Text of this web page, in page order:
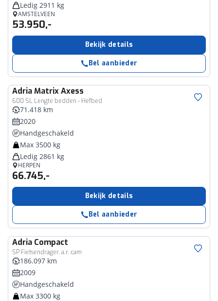
Ledig 2911 kg
AMSTELVEEN
53.950,-
Bekijk details
Bel aanbieder
AdriaMatrix Axess
600 SL Lengte bedden - Hefbed
71.418 km
2020
Handgeschakeld
Max 3500 kg
Ledig 2861 kg
HERPEN
66.745,-
Bekijk details
Bel aanbieder
Adria Compact
SP Fietsendrager, a.r. cam
186.097 km
2009
Handgeschakeld
Max 3300 kg